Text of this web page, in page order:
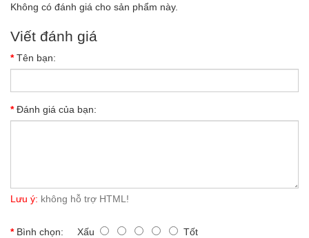
Không có đánh giá cho sản phẩm này.
Viết đánh giá
Tên bạn:
Đánh giá của bạn:
Lưu ý: không hỗ trợ HTML!
Bình chọn: Xấu Tốt